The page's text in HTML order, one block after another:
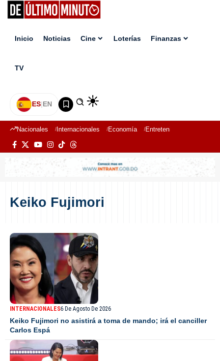
Inicio Noticias Cine Loterías Finanzas
TV
ES|EN
Nacionales Internacionales Economía Entretenimiento
Keiko Fujimori
INTERNACIONALES6 De Agosto De 2026
Keiko Fujimori no asistirá a toma de mando; irá el canciller
Carlos Espá